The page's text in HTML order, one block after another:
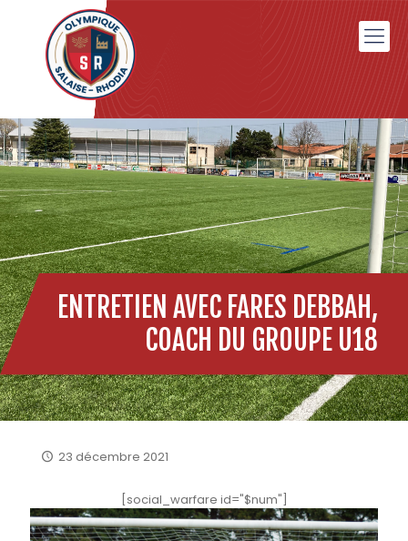
ENTRETIEN AVEC FARES DEBBAH,
COACH DU GROUPE U18
23 décembre 2021
[social_warfare id="$num"]